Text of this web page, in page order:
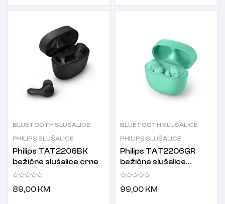
BLUETOOTH SLUŠALICE
PHILIPS SLUŠALICE
Philips TAT2206BK
bežične slušalice crne
89,00 KM
BLUETOOTH SLUŠALICE
PHILIPS SLUŠALICE
Philips TAT2206GR
bežične slušalice
zelene
99,00 KM